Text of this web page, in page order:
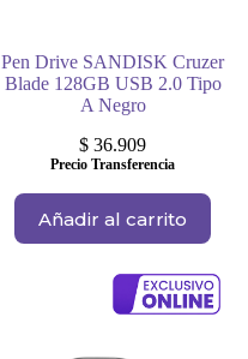
Pen Drive SANDISK Cruzer
Blade 128GB USB 2.0 Tipo
A Negro
$ 36.909
Precio Transferencia
Añadir al carrito